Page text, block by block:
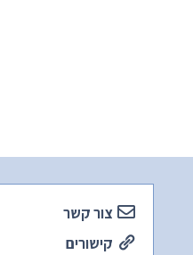
צור קשר
קישורים